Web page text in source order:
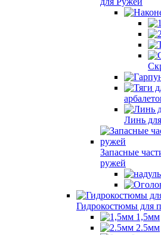
Линь
Запасные
ружей
Гидрокостюмы для
1,5мм
2.5мм